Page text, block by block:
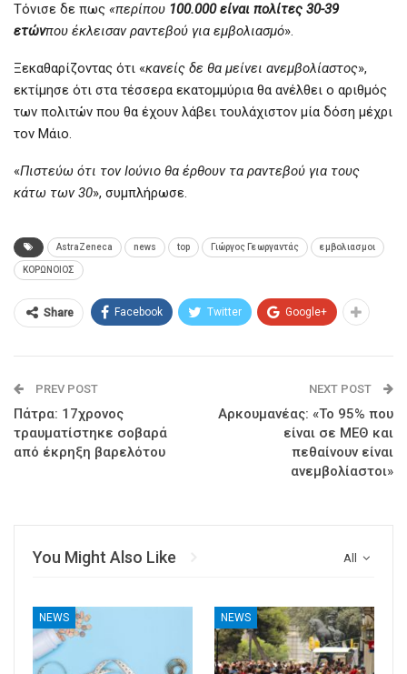
Τόνισε δε πως «περίπου 100.000 είναι πολίτες 30-39
ετώνπου έκλεισαν ραντεβού για εμβολιασμό».
Ξεκαθαρίζοντας ότι «κανείς δε θα μείνει ανεμβολίαστος»,
εκτίμησε ότι στα τέσσερα εκατομμύρια θα ανέλθει ο αριθμός
των πολιτών που θα έχουν λάβει τουλάχιστον μία δόση μέχρι
τον Μάιο.
«Πιστεύω ότι τον Ιούνιο θα έρθουν τα ραντεβού για τους
κάτω των 30», συμπλήρωσε.
AstraZeneca news top Γιώργος Γεωργαντάς εμβολιασμοι
ΚΟΡΩΝΟΙΟΣ
Share Facebook Twitter Google+
PREV POST
Πάτρα: 17χρονος
τραυματίστηκε σοβαρά
από έκρηξη βαρελότου
NEXT POST
Αρκουμανέας: «Το 95% που
είναι σε ΜΕΘ και
πεθαίνουν είναι
ανεμβολίαστοι»
All
You Might Also Like
NEWS NEWS